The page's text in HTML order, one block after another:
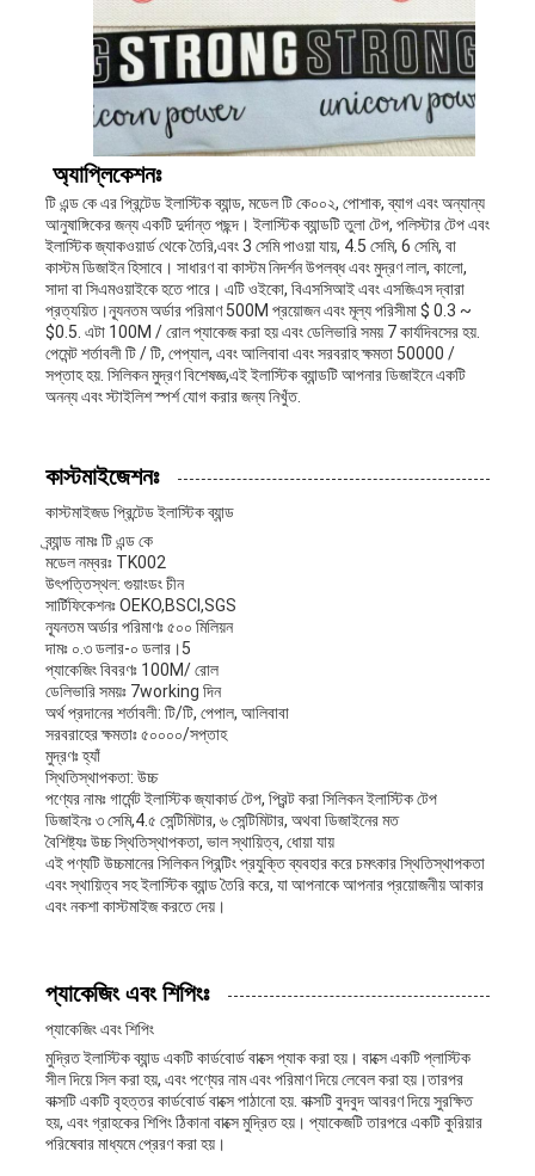
অ্যাপ্লিকেশনঃ
টি এন্ড কে এর প্রিন্টেড ইলাস্টিক ব্যান্ড, মডেল টি কে০০২, পোশাক, ব্যাগ এবং অন্যান্য
আনুষাঙ্গিকের জন্য একটি দুর্দান্ত পছন্দ। ইলাস্টিক ব্যান্ডটি তুলা টেপ, পলিস্টার টেপ এবং
ইলাস্টিক জ্যাকওয়ার্ড থেকে তৈরি,এবং 3 সেমি পাওয়া যায়, 4.5 সেমি, 6 সেমি, বা
কাস্টম ডিজাইন হিসাবে। সাধারণ বা কাস্টম নিদর্শন উপলব্ধ এবং মুদ্রণ লাল, কালো,
সাদা বা সিএমওয়াইকে হতে পারে। এটি ওইকো, বিএসসিআই এবং এসজিএস দ্বারা
প্রত্যয়িত।ন্যূনতম অর্ডার পরিমাণ 500M প্রয়োজন এবং মূল্য পরিসীমা $ 0.3 ~
$0.5. এটা 100M / রোল প্যাকেজ করা হয় এবং ডেলিভারি সময় 7 কার্যদিবসের হয়.
পেমেন্ট শর্তাবলী টি / টি, পেপ্যাল, এবং আলিবাবা এবং সরবরাহ ক্ষমতা 50000 /
সপ্তাহ হয়. সিলিকন মুদ্রণ বিশেষজ্ঞ,এই ইলাস্টিক ব্যান্ডটি আপনার ডিজাইনে একটি
অনন্য এবং স্টাইলিশ স্পর্শ যোগ করার জন্য নিখুঁত.
কাস্টমাইজেশনঃ
কাস্টমাইজড প্রিন্টেড ইলাস্টিক ব্যান্ড
ব্র্যান্ড নামঃ টি এন্ড কে
মডেল নম্বরঃ TK002
উৎপত্তিস্থল: গুয়াংডং চীন
সার্টিফিকেশনঃ OEKO,BSCI,SGS
ন্যূনতম অর্ডার পরিমাণঃ ৫০০ মিলিয়ন
দামঃ ০.৩ ডলার-০ ডলার।5
প্যাকেজিং বিবরণঃ 100M/ রোল
ডেলিভারি সময়ঃ 7working দিন
অর্থ প্রদানের শর্তাবলী: টি/টি, পেপাল, আলিবাবা
সরবরাহের ক্ষমতাঃ ৫০০০০/সপ্তাহ
মুদ্রণঃ হ্যাঁ
স্থিতিস্থাপকতা: উচ্চ
পণ্যের নামঃ গার্মেন্ট ইলাস্টিক জ্যাকার্ড টেপ, প্রিন্ট করা সিলিকন ইলাস্টিক টেপ
ডিজাইনঃ ৩ সেমি,4.৫ সেন্টিমিটার, ৬ সেন্টিমিটার, অথবা ডিজাইনের মত
বৈশিষ্ট্যঃ উচ্চ স্থিতিস্থাপকতা, ভাল স্থায়িত্ব, ধোয়া যায়
এই পণ্যটি উচ্চমানের সিলিকন প্রিন্টিং প্রযুক্তি ব্যবহার করে চমৎকার স্থিতিস্থাপকতা
এবং স্থায়িত্ব সহ ইলাস্টিক ব্যান্ড তৈরি করে, যা আপনাকে আপনার প্রয়োজনীয় আকার
এবং নকশা কাস্টমাইজ করতে দেয়।
প্যাকেজিং এবং শিপিংঃ
প্যাকেজিং এবং শিপিং
মুদ্রিত ইলাস্টিক ব্যান্ড একটি কার্ডবোর্ড বাক্সে প্যাক করা হয়। বাক্সে একটি প্লাস্টিক
সীল দিয়ে সিল করা হয়, এবং পণ্যের নাম এবং পরিমাণ দিয়ে লেবেল করা হয়।তারপর
বাক্সটি একটি বৃহত্তর কার্ডবোর্ড বাক্সে পাঠানো হয়. বাক্সটি বুদবুদ আবরণ দিয়ে সুরক্ষিত
হয়, এবং গ্রাহকের শিপিং ঠিকানা বাক্সে মুদ্রিত হয়। প্যাকেজটি তারপরে একটি কুরিয়ার
পরিষেবার মাধ্যমে প্রেরণ করা হয়।